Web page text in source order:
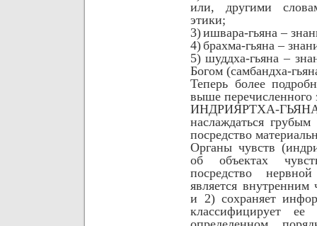
или, другими
этики;
3)ишвара-гьяна –
4)брахма-гьяна –
5) шуддха-гьяна –
Богом (самбандха-
Теперь более
выше перечисленного
ИНДРИЯРТХА-ГЬЯНА
наслаждаться
посредство
Органы чувств
об объектах
посредство
является
и 2) сохраняет
классифицирует